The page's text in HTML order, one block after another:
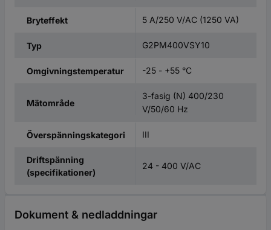
Bryteffekt 5 A/250 V/AC (1250 VA)
Typ G2PM400VSY10
Omgivningstemperatur -25 - +55 °C
Mätområde
3-fasig (N) 400/230
V/50/60 Hz
Överspänningskategori III
Driftspänning
(specifikationer)
24 - 400 V/AC
Dokument & nedladdningar